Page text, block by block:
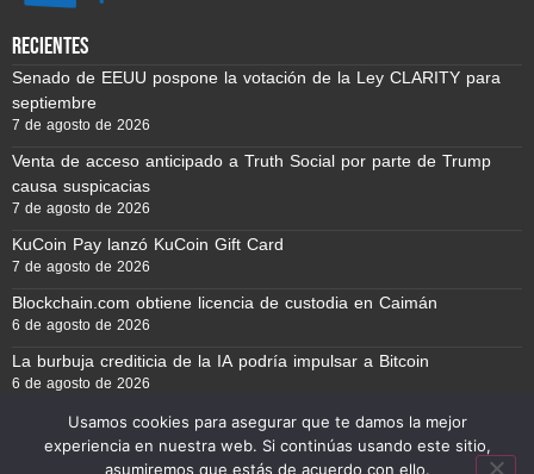
recientes
Senado de EEUU pospone la votación de la Ley CLARITY para
septiembre
7 de agosto de 2026
Venta de acceso anticipado a Truth Social por parte de Trump
causa suspicacias
7 de agosto de 2026
KuCoin Pay lanzó KuCoin Gift Card
7 de agosto de 2026
Blockchain.com obtiene licencia de custodia en Caimán
6 de agosto de 2026
La burbuja crediticia de la IA podría impulsar a Bitcoin
6 de agosto de 2026
Reporte BTC © Copyright 2026, Todos los derechos reservados
Usamos cookies para asegurar que te damos la mejor
experiencia en nuestra web. Si continúas usando este sitio,
asumiremos que estás de acuerdo con ello.